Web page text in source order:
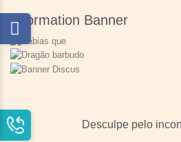
Information Banner
Desculpe pelo